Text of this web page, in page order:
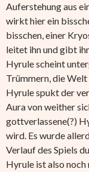
Auferstehung aus
wirkt hier ein
bisschen, einer
leitet ihn und gibt
Hyrule scheint
Trümmern, die Welt
Hyrule spukt der
Aura von weither
gottverlassene(?)
wird. Es wurde
Verlauf des Spiels
Hyrule ist also noch